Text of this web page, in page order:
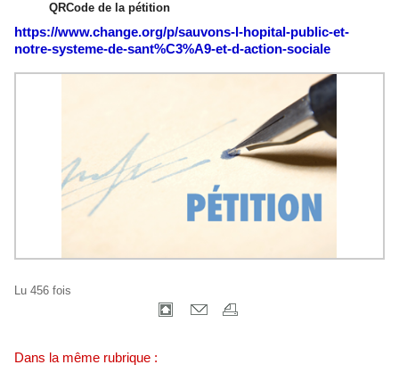
QRCode de la pétition
https://www.change.org/p/sauvons-l-hopital-public-et-
notre-systeme-de-sant%C3%A9-et-d-action-sociale
Lu 456 fois
Dans la même rubrique :